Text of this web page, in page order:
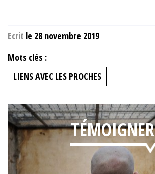
Ecrit le 28 novembre 2019
Mots clés :
LIENS AVEC LES PROCHES
TÉMOIGNER